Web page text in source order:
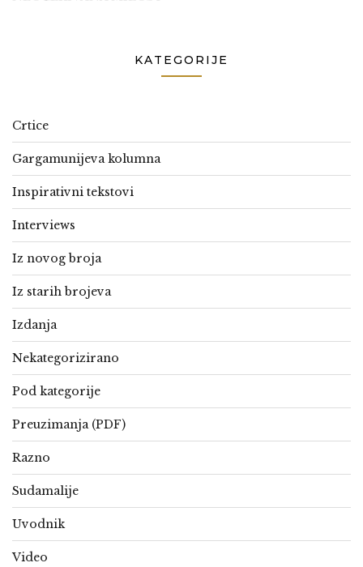
KATEGORIJE
Crtice
Gargamunijeva kolumna
Inspirativni tekstovi
Interviews
Iz novog broja
Iz starih brojeva
Izdanja
Nekategorizirano
Pod kategorije
Preuzimanja (PDF)
Razno
Sudamalije
Uvodnik
Video